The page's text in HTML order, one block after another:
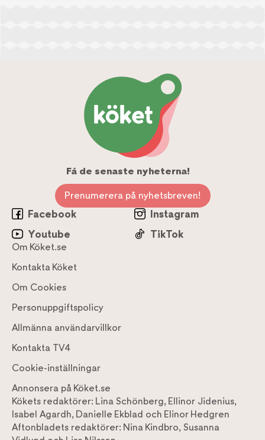
Få de senaste nyheterna!
Prenumerera på nyhetsbreven!
Facebook
Instagram
Youtube
TikTok
Om Köket.se
Kontakta Köket
Om Cookies
Personuppgiftspolicy
Allmänna användarvillkor
Kontakta TV4
Cookie-inställningar
Annonsera på Köket.se
Kökets redaktörer: Lina Schönberg, Ellinor Jidenius,
Isabel Agardh, Danielle Ekblad och Elinor Hedgren
Aftonbladets redaktörer: Nina Kindbro, Susanna